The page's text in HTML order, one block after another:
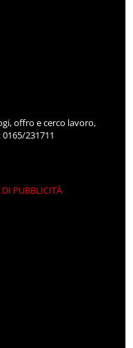
offro e cerco lavoro,
231711
PUBBLICITÀ